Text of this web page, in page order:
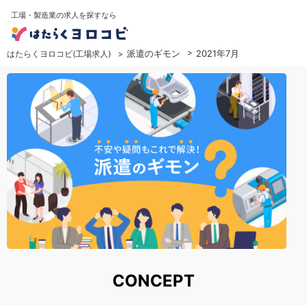
工場・製造業の求人を探すなら
はたらくヨロコビ(工場求人) 派遣のギモン 2021年7月
CONCEPT